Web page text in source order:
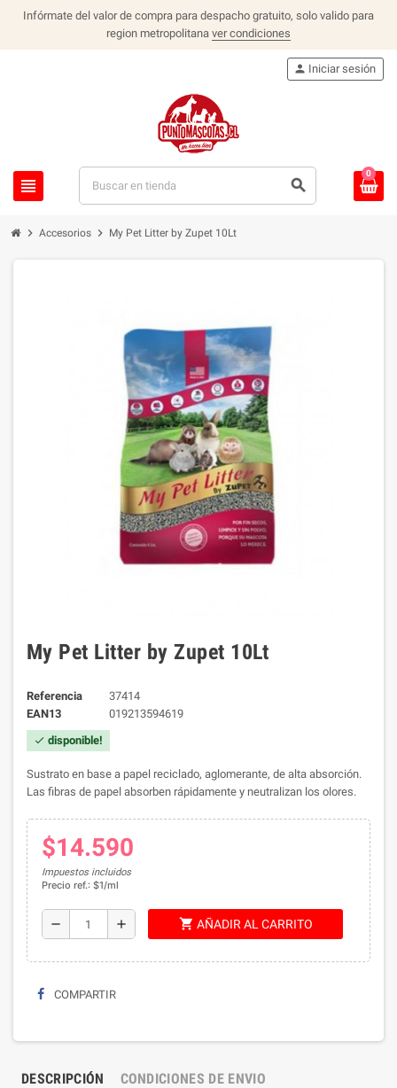
Infórmate del valor de compra para despacho gratuito, solo valido para
region metropolitana ver condiciones
view_headline search
person Iniciar sesión
0
chevron_right Accesorios chevron_right My Pet Litter by Zupet 10Lt
My Pet Litter by Zupet 10Lt
Referencia
37414
EAN13
019213594619
check disponible!
Sustrato en base a papel reciclado, aglomerante, de alta absorción.
Las fibras de papel absorben rápidamente y neutralizan los olores.
$14.590
Impuestos incluidos
Precio ref.: $1/ml
remove add shopping_cart AÑADIR AL CARRITO
COMPARTIR
DESCRIPCIÓN CONDICIONES DE ENVIO